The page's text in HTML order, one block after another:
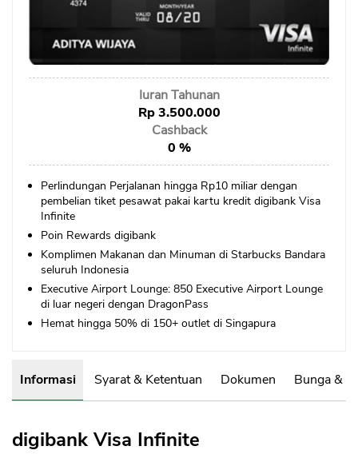
Bank Digital
Asuransi
Asuransi Jiwa
Asuransi Kesehatan
Asuransi Syariah
Iuran Tahunan
Rp 3.500.000
Cashback
0 %
Perlindungan Perjalanan hingga Rp10 miliar dengan
pembelian tiket pesawat pakai kartu kredit digibank Visa
Infinite
Poin Rewards digibank
Komplimen Makanan dan Minuman di Starbucks Bandara
seluruh Indonesia
Executive Airport Lounge: 850 Executive Airport Lounge
di luar negeri dengan DragonPass
Hemat hingga 50% di 150+ outlet di Singapura
Informasi Syarat & Ketentuan Dokumen Bunga &
digibank Visa Infinite